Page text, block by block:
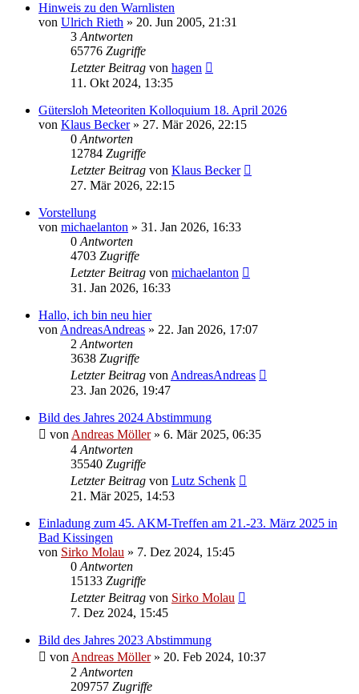
Hinweis zu den Warnlisten
von Ulrich Rieth » 20. Jun 2005, 21:31
3 Antworten
65776 Zugriffe
Letzter Beitrag von hagen
11. Okt 2024, 13:35
Gütersloh Meteoriten Kolloquium 18. April 2026
von Klaus Becker» 27. Mär 2026, 22:15
0 Antworten
12784 Zugriffe
Letzter Beitrag von Klaus Becker
27. Mär 2026, 22:15
Vorstellung
von michaelanton » 31. Jan 2026, 16:33
0 Antworten
4703 Zugriffe
Letzter Beitrag von michaelanton
31. Jan 2026, 16:33
Hallo, ich bin neu hier
von AndreasAndreas » 22. Jan 2026, 17:07
2 Antworten
3638 Zugriffe
Letzter Beitrag von AndreasAndreas
23. Jan 2026, 19:47
Bild des Jahres 2024 Abstimmung
von Andreas Möller» 6. Mär 2025, 06:35
4 Antworten
35540 Zugriffe
Letzter Beitrag von Lutz Schenk
21. Mär 2025, 14:53
Einladung zum 45. AKM-Treffen am 21.-23. März 2025 in
Bad Kissingen
von Sirko Molau » 7. Dez 2024, 15:45
0 Antworten
15133 Zugriffe
Letzter Beitrag von Sirko Molau
7. Dez 2024, 15:45
Bild des Jahres 2023 Abstimmung
von Andreas Möller» 20. Feb 2024, 10:37
2 Antworten
209757 Zugriffe